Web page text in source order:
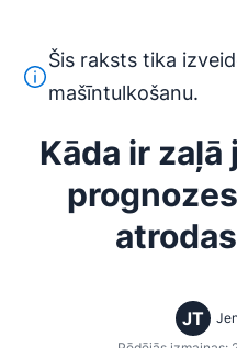
Sazināties ar atbalsta
Šis teksts ir tulkots no
Šis raksts tika
mašīntulkošanu.
Kāda ir
JT